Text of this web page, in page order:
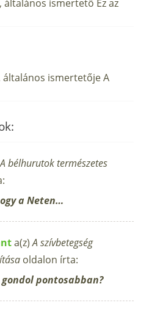
ismertető Ez az
ismertetője A
A bélhurutok természetes
a Neten…
a(z)A szívbetegség
oldalon írta:
pontosabban?